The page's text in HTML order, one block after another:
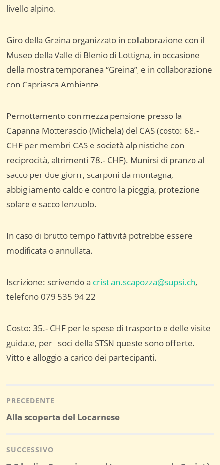
livello alpino.
Giro della Greina organizzato in collaborazione con il
Museo della Valle di Blenio di Lottigna, in occasione
della mostra temporanea “Greina”, e in collaborazione
con Capriasca Ambiente.
Pernottamento con mezza pensione presso la
Capanna Motterascio (Michela) del CAS (costo: 68.-
CHF per membri CAS e società alpinistiche con
reciprocità, altrimenti 78.- CHF). Munirsi di pranzo al
sacco per due giorni, scarponi da montagna,
abbigliamento caldo e contro la pioggia, protezione
solare e sacco lenzuolo.
In caso di brutto tempo l’attività potrebbe essere
modificata o annullata.
Iscrizione: scrivendo a cristian.scapozza@supsi.ch,
telefono 079 535 94 22
Costo: 35.- CHF per le spese di trasporto e delle visite
guidate, per i soci della STSN queste sono offerte.
Vitto e alloggio a carico dei partecipanti.
articoli
PRECEDENTE
Post
Alla scoperta del Locarnese
SUCCESSIVO